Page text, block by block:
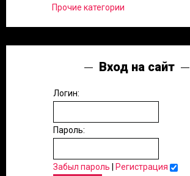
Прочие категории
Вход на сайт
Логин:
Пароль:
Забыл пароль Регистрация